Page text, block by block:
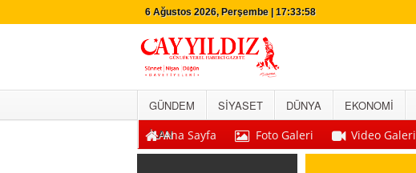
6 Ağustos 2026, Perşembe | 17:33:59
GÜNDEM SİYASET DÜNYA EKONOMİ
İLANAna Sayfa Foto Galeri Video Galeri